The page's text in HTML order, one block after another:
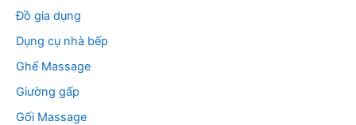
Đồ gia dụng
Dụng cụ nhà bếp
Ghế Massage
Giường gấp
Gối Massage